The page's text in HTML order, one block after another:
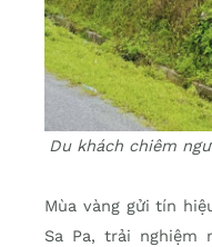
Du khách chiêm
Mùa vàng gửi tín
Sa Pa, trải nghiệm